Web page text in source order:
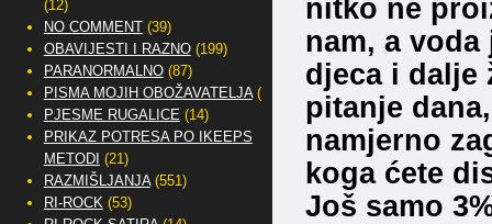
nitko ne
nam, a
djeca i dalje
pitanje
namjerno
koga ćete
Još samo
(12)
NO COMMENT(39)
OBAVIJESTI I RAZNO(199)
PARANORMALNO(87)
PISMA MOJIH OBOŽAVATELJA(2)
PJESME RUGALICE (14)
PRIKAZ POTRESA PO IKEEPS
METODI (21)
RAZMIŠLJANJA(551)
RI-ROCK(53)